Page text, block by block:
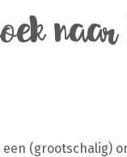
(grootschalig)